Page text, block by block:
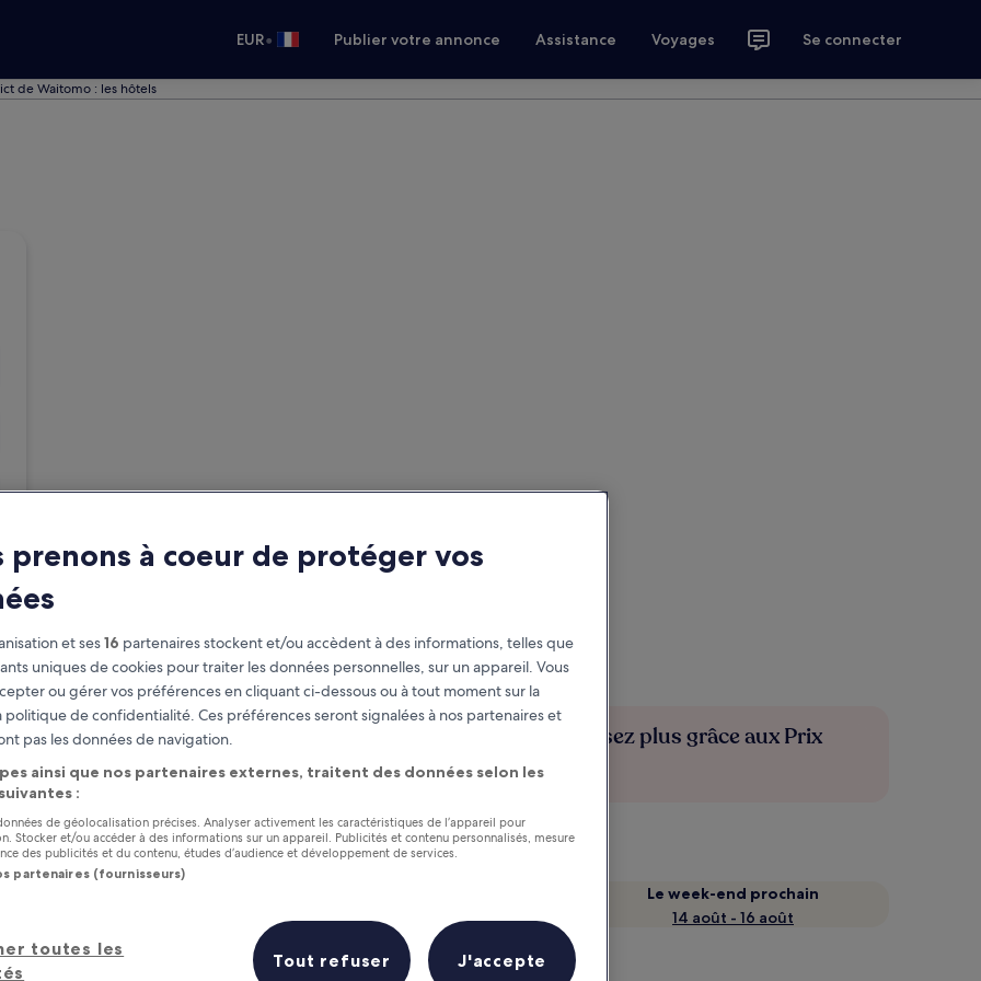
EUR• Publier votre annonce Assistance Voyages Se connecter
de Waitomo : les hôtels
Gagnez des récompenses pour
chaque nuit séjournée
Économisez plus grâce aux Prix
membres
7 août - 9 août
Le week-end prochain
14 août - 16 août
séjourner ?
prenons à coeur de protéger vos
et ses16 partenaires stockent et/ou accèdent à des informations, telles que
uniques de cookies pour traiter les données personnelles, sur un appareil. Vous
ou gérer vos préférences en cliquant ci-dessous ou à tout moment sur la
politique de confidentialité. Ces préférences seront signalées à nos partenaires et
pas les données de navigation.
ainsi que nos partenaires externes, traitent des données selon les
:
de géolocalisation précises. Analyser activement les caractéristiques de l’appareil pour
Stocker et/ou accéder à des informations sur un appareil. Publicités et contenu personnalisés, mesure
des publicités et du contenu, études d’audience et développement de services.
partenaires (fournisseurs)
toutes les
Tout refuser J'accepte